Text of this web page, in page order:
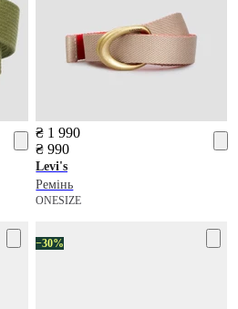
₴ 1 990
₴ 990
Levi's
Ремінь
ONESIZE
−30%